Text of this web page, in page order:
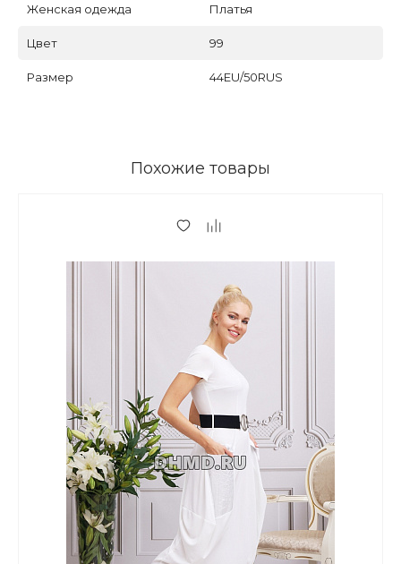
Женская одежда Платья
Цвет 99
Размер 44EU/50RUS
Похожие товары